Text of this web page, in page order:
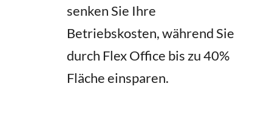
senken Sie Ihre
Betriebskosten, während Sie
durch Flex Office bis zu 40%
Fläche einsparen.